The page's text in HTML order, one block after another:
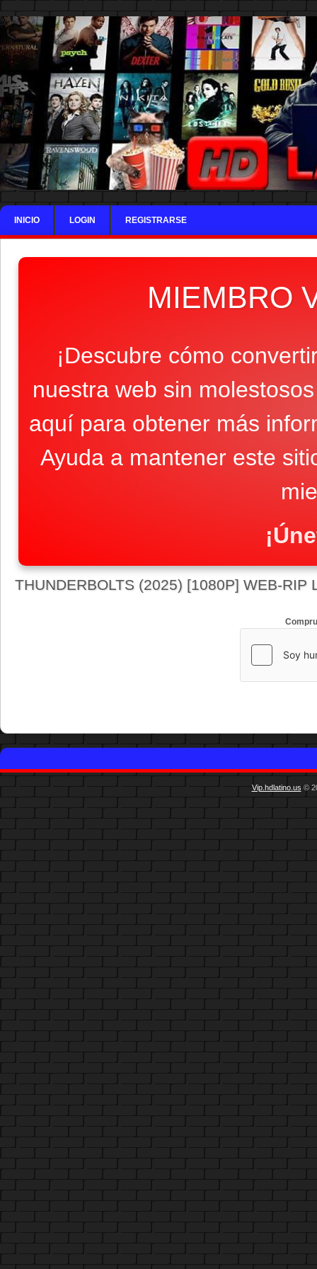
INICIO LOGIN REGISTRARSE
MIEMBRO
¡Descubre cómo
nuestra web sin
aquí para obtener más
Ayuda a mantener este
THUNDERBOLTS (2025) [1080P] WEB-RIP
Vip.hdlatino.us©